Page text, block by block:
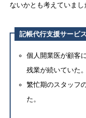
ないかとも考えていまし
記帳代行支援サービ
個人開業医が顧客
残業が続いていた。
繁忙期のスタッフ
た。